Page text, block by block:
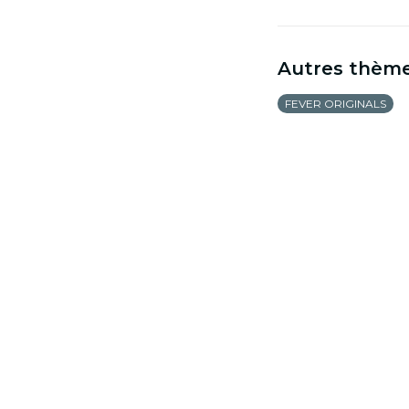
Autres
FEVER ORIGINALS